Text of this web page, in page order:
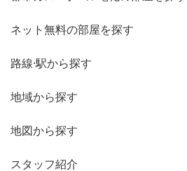
ネット無料の部屋を探す
路線·駅から探す
地域から探す
地図から探す
スタッフ紹介